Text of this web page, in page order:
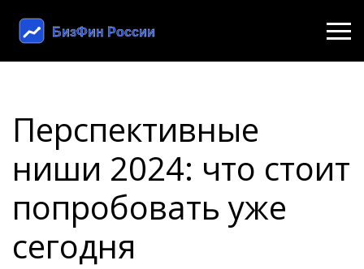
Перспективные
ниши 2024: что стоит
попробовать уже
сегодня